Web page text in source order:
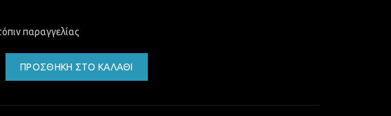
παραγγελίας
ΠΡΟΣΘΉΚΗ ΣΤΟ ΚΑΛΆΘΙ